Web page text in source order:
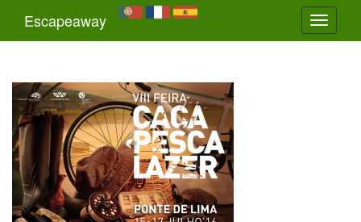
Toggle
Escapeaway